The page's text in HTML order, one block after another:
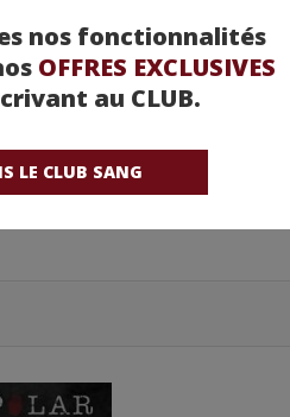
nos fonctionnalités
OFFRES EXCLUSIVES
au CLUB.
LE CLUB SANG